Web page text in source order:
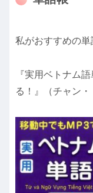
私がおすすめの単
『実用ベトナム
る！』（チャン・